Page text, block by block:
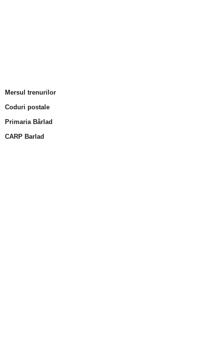
Mersul trenurilor
Coduri postale
Primaria Bârlad
CARP Barlad